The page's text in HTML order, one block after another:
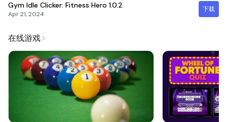
Gym Idle Clicker: Fitness Hero 1.0.2
Apr 21, 2024
下载
在线游戏